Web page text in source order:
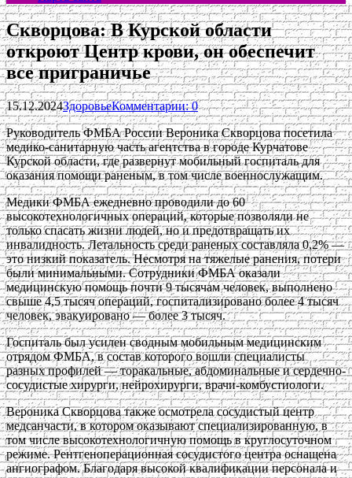
Скворцова: В Курской области
откроют Центр крови, он обеспечит
все приграничье
15.12.2024ЗдоровьеКомментарии: 0
Руководитель ФМБА России Вероника Скворцова посетила
медико-санитарную часть агентства в городе Курчатове
Курской области, где развернут мобильный госпиталь для
оказания помощи раненым, в том числе военнослужащим.
Медики ФМБА ежедневно проводили до 60
высокотехнологичных операций, которые позволяли не
только спасать жизни людей, но и предотвращать их
инвалидность. Летальность среди раненых составляла 0,2% —
это низкий показатель. Несмотря на тяжелые ранения, потери
были минимальными. Сотрудники ФМБА оказали
медицинскую помощь почти 9 тысячам человек, выполнено
свыше 4,5 тысяч операций, госпитализировано более 4 тысяч
человек, эвакуировано — более 3 тысяч.
Госпиталь был усилен сводным мобильным медицинским
отрядом ФМБА, в состав которого вошли специалисты
разных профилей — торакальные, абдоминальные и сердечно-
сосудистые хирурги, нейрохирурги, врачи-комбустиологи.
Вероника Скворцова также осмотрела сосудистый центр
медсанчасти, в котором оказывают специализированную, в
том числе высокотехнологичную помощь в круглосуточном
режиме. Рентгеноперационная сосудистого центра оснащена
ангиографом. Благодаря высокой квалификации персонала и